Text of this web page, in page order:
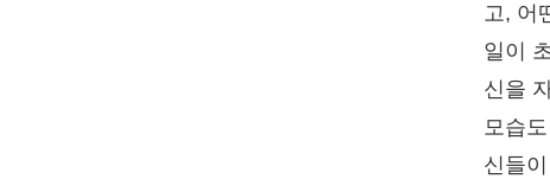
고, 어
일이
신을
모습
신들